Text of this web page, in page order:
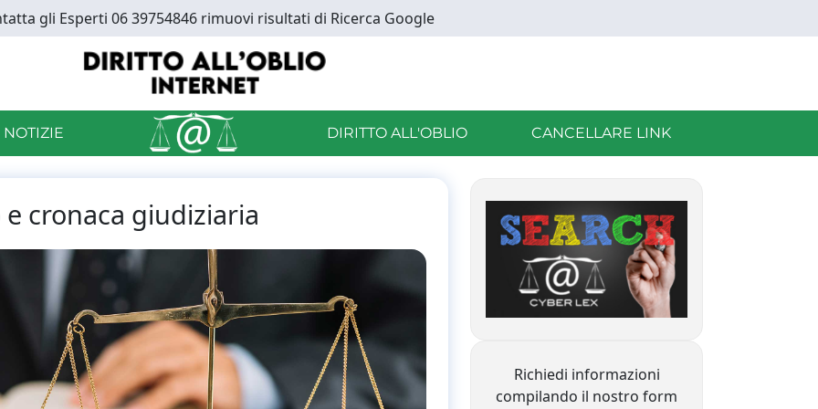
gli Esperti 06 39754846 rimuovi risultati di Ricerca Google
DIRITTO ALL'OBLIO CANCELLARE LINK
cronaca giudiziaria
Richiedi informazioni
compilando il nostro form